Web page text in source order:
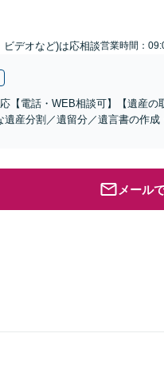
デオなど)は応相談営業時間：
【電話・WEB相談可】【遺産
産分割／遺留分／遺言書の作
メール